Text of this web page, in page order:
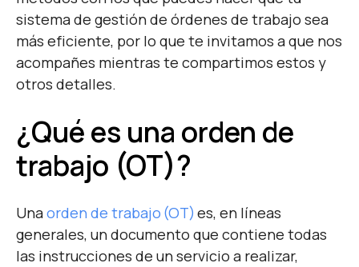
sistema de gestión de órdenes de trabajo sea
más eficiente, por lo que te invitamos a que nos
acompañes mientras te compartimos estos y
otros detalles.
¿Qué es una orden de
trabajo (OT)?
Unaorden de trabajo (OT) es, en líneas
generales, un documento que contiene todas
las instrucciones de un servicio a realizar,